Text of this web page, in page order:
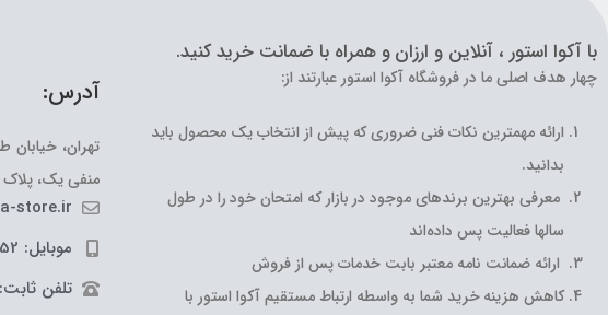
با آکوا استور ، آنلاین و ارزان و همراه با ضمانت خرید کنید.
چهار هدف اصلی ما در فروشگاه آکوا استور عبارتند از:
ارائه مهمترین نکات فنی ضروری که پیش از انتخاب یک محصول باید
بدانید.
معرفی بهترین برندهای موجود در بازار که امتحان خود را در طول
سالها فعالیت پس داده‌اند
ارائه ضمانت نامه معتبر بابت خدمات پس از فروش
کاهش هزینه خرید شما به واسطه ارتباط مستقیم آکوا استور با
آدرس:
تهران، خیابان
منفی یک، پلاک
store.ir
موبایل: 09125368152 - افراسیابی
تلفن ثابت: 88329707-021 ,